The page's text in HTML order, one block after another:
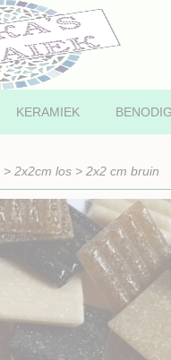
KERAMIEK
> 2x2cm los > 2x2 cm bruin